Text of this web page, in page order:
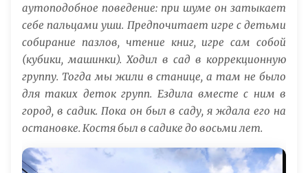
аутоподобное поведение: при шуме он затыкает
себе пальцами уши. Предпочитает игре с детьми
собирание пазлов, чтение книг, игре сам собой
(кубики, машинки). Ходил в сад в коррекционную
группу. Тогда мы жили в станице, а там не было
для таких деток групп. Ездила вместе с ним в
город, в садик. Пока он был в саду, я ждала его на
остановке. Костя был в садике до восьми лет.